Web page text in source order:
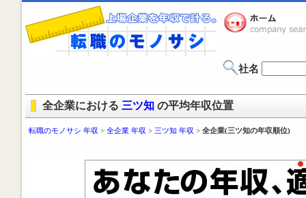
社名
全企業における 三ツ知 の平均年収位置
転職のモノサシ 年収 > 全企業 年収 > 三ツ知 年収 > 全企業(三ツ知の年収順位)